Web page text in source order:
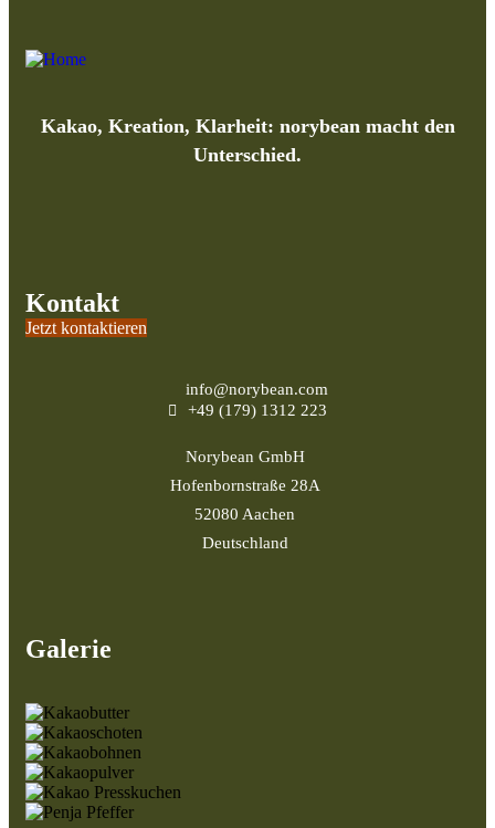
Kakao, Kreation, Klarheit: norybean macht den
Unterschied.
Kontakt
Jetzt kontaktieren
info@norybean.com
+49 (179) 1312 223
Norybean GmbH
Hofenbornstraße 28A
52080 Aachen
Deutschland
Galerie